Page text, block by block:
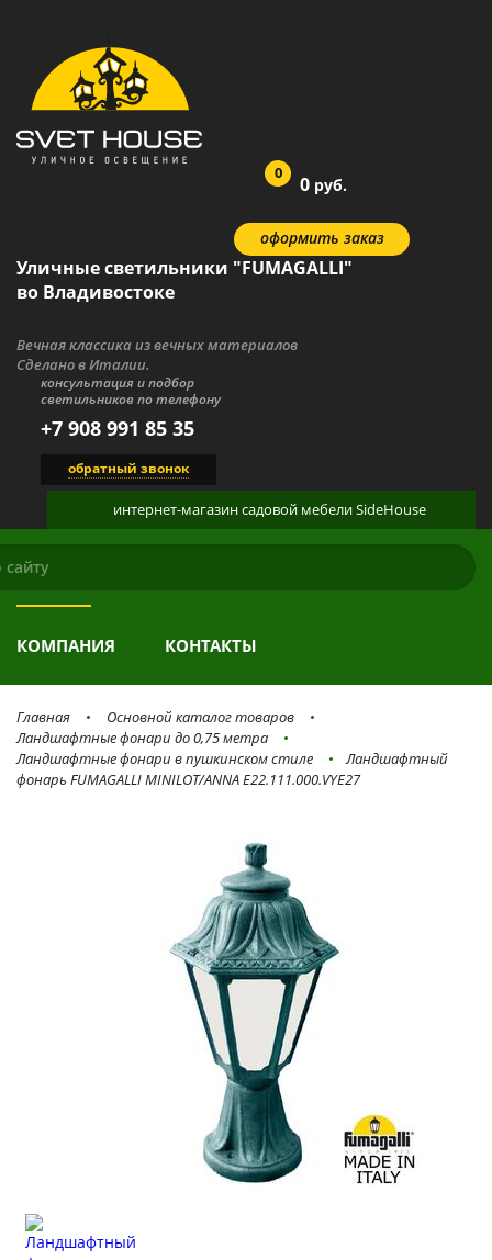
0 0 руб.
оформить заказ
Уличные светильники "FUMAGALLI"
во Владивостоке
Вечная классика из вечных материалов
Сделано в Италии.
консультация и подбор
светильников по телефону
+7 908 991 85 35
обратный звонок
интернет-магазинсадовой мебелиSideHouse
КАТАЛОГ
КОМПАНИЯ КОНТАКТЫ
Главная
Основной каталог товаров
Ландшафтные фонари до 0,75 метра
Ландшафтные фонари в пушкинском стиле
Ландшафтный
фонарь FUMAGALLI MINILOT/ANNA E22.111.000.VYE27